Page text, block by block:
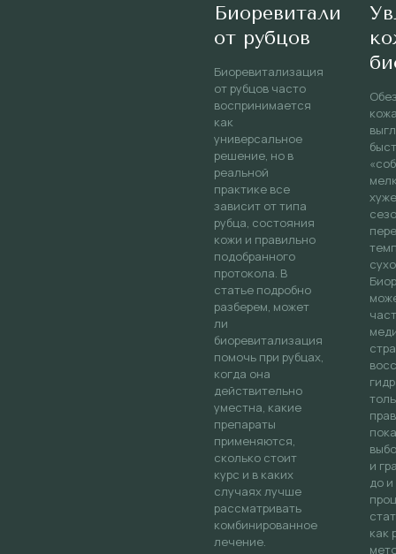
от рубцов
Биоревитализация
от рубцов часто
воспринимается
как
универсальное
решение, но в
реальной
практике все
зависит от типа
рубца, состояния
кожи и правильно
подобранного
протокола. В
статье подробно
разберем, может
ли
биоревитализация
помочь при рубцах,
когда она
действительно
уместна, какие
препараты
применяются,
сколько стоит
курс и в каких
случаях лучше
рассматривать
комбинированное
лечение.
и
до
как